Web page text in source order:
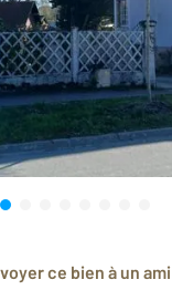
ce bien à un ami